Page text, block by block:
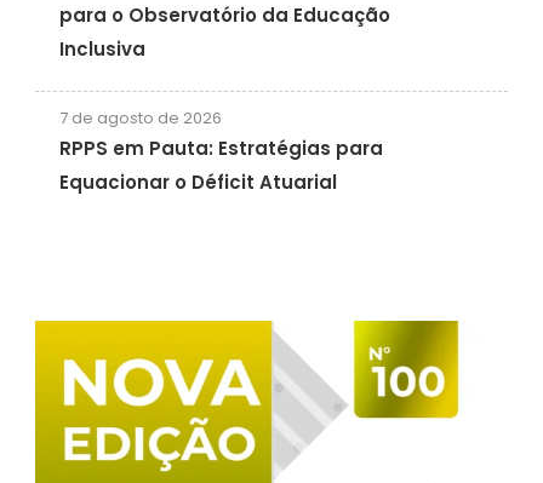
para o Observatório da Educação
Inclusiva
7 de agosto de 2026
RPPS em Pauta: Estratégias para
Equacionar o Déficit Atuarial